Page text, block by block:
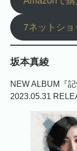
7ネットショ
坂本真綾
NEW ALBUM『記
2023.05.31